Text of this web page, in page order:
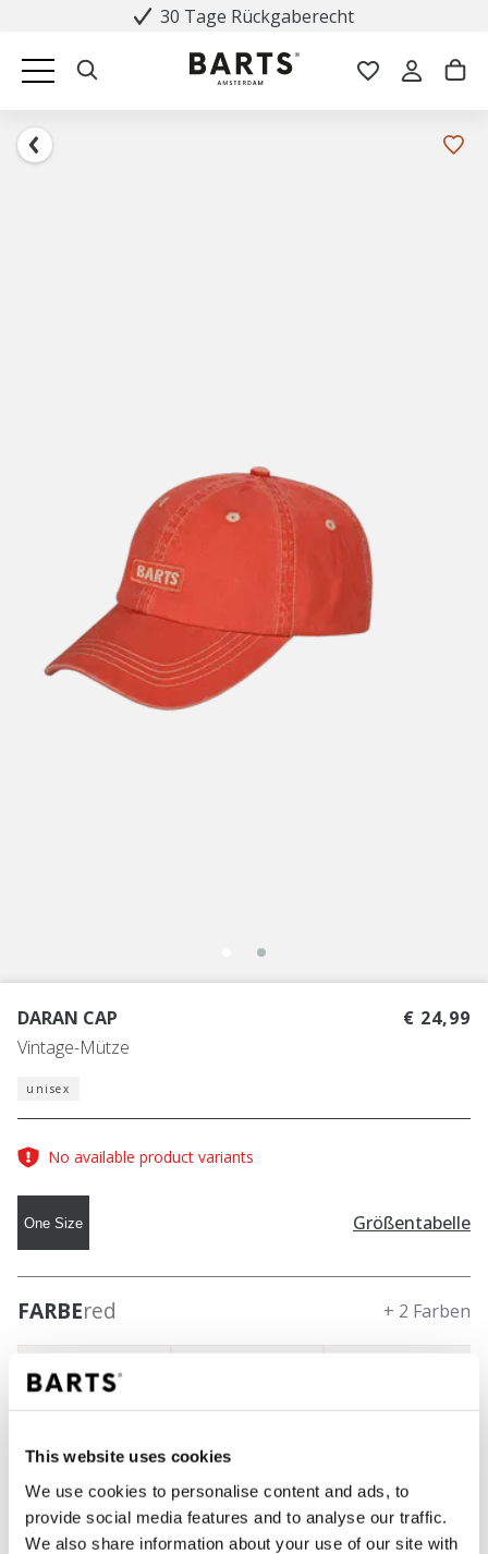
This website uses cookies
We use cookies to personalise content and ads, to
provide social media features and to analyse our traffic.
We also share information about your use of our site with
30 Tage Rückgaberecht
DARAN CAP
Vintage-Mütze
€ 24,99
unisex
No available product variants
One Size Größentabelle
FARBEred + 2 Farben